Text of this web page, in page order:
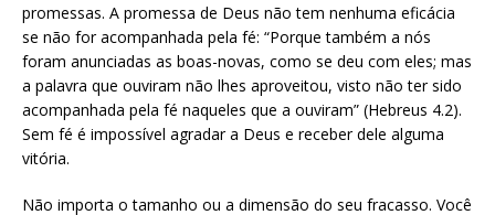
promessas. A promessa de Deus não tem nenhuma eficácia
se não for acompanhada pela fé: “Porque também a nós
foram anunciadas as boas-novas, como se deu com eles; mas
a palavra que ouviram não lhes aproveitou, visto não ter sido
acompanhada pela fé naqueles que a ouviram” (Hebreus 4.2).
Sem fé é impossível agradar a Deus e receber dele alguma
vitória.
Não importa o tamanho ou a dimensão do seu fracasso. Você